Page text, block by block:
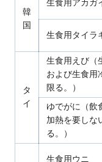
韓
国
生食用タイラ
タ
イ
生食用えび（
および生食用
限る。）
ゆでがに（飲
加熱を要しな
る。）